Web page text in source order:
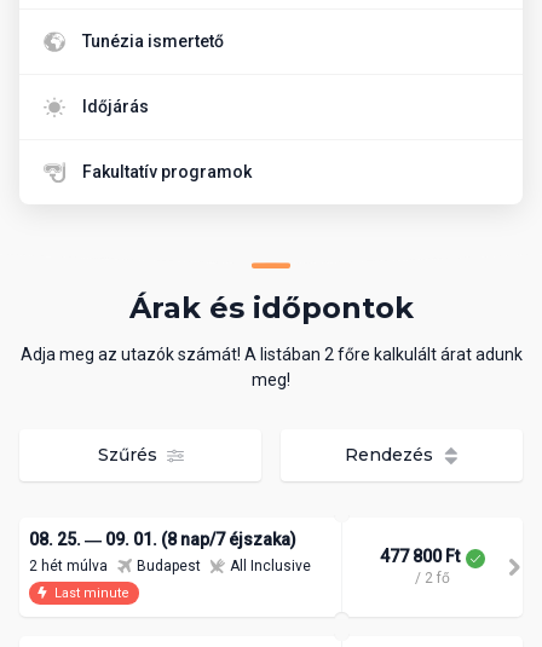
Tunézia ismertető
Időjárás
Fakultatív programok
Árak és időpontok
Adja meg az utazók számát! A listában 2 főre kalkulált árat adunk
meg!
Szűrés Rendezés
08. 25. ― 09. 01. (8 nap/7 éjszaka)
2 hét múlva Budapest All Inclusive
Last minute
477 800 Ft
/ 2 fő